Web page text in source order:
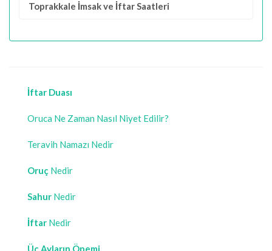
Toprakkale İmsak ve İftar Saatleri
İftar Duası
Oruca Ne Zaman Nasıl Niyet Edilir?
Teravih Namazı Nedir
Oruç Nedir
Sahur Nedir
İftar Nedir
Üç Ayların Önemi